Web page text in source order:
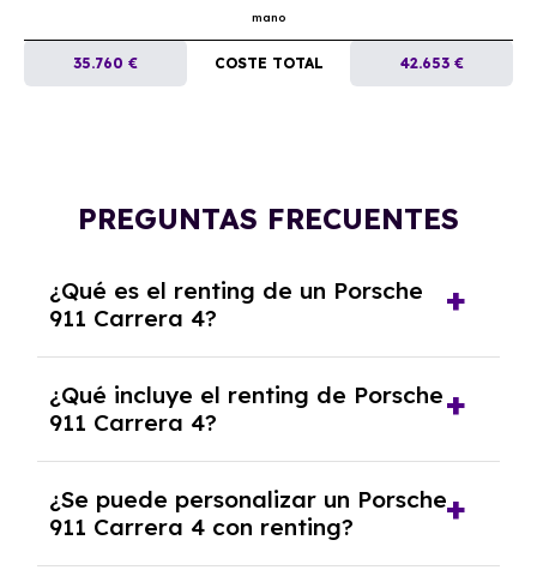
mano
35.760 € COSTE TOTAL 42.653 €
PREGUNTAS FRECUENTES
¿Qué es el renting de un Porsche
911 Carrera 4?
contrato de alquiler a largo plazo en el que
pagas una cuota mensual fija por el uso del
coche durante un periodo determinado,
generalmente entre 2 y 5 años.
¿Qué incluye el renting de Porsche
911 Carrera 4?
seguro a todo riesgo, mantenimiento,
reparaciones, impuestos, asistencia en
carretera y gestión de la documentación.
¿Se puede personalizar un Porsche
911 Carrera 4 con renting?